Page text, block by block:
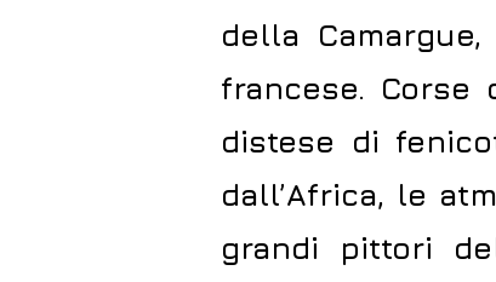
della
francese.
distese di
dall’Africa, le
grandi pittori